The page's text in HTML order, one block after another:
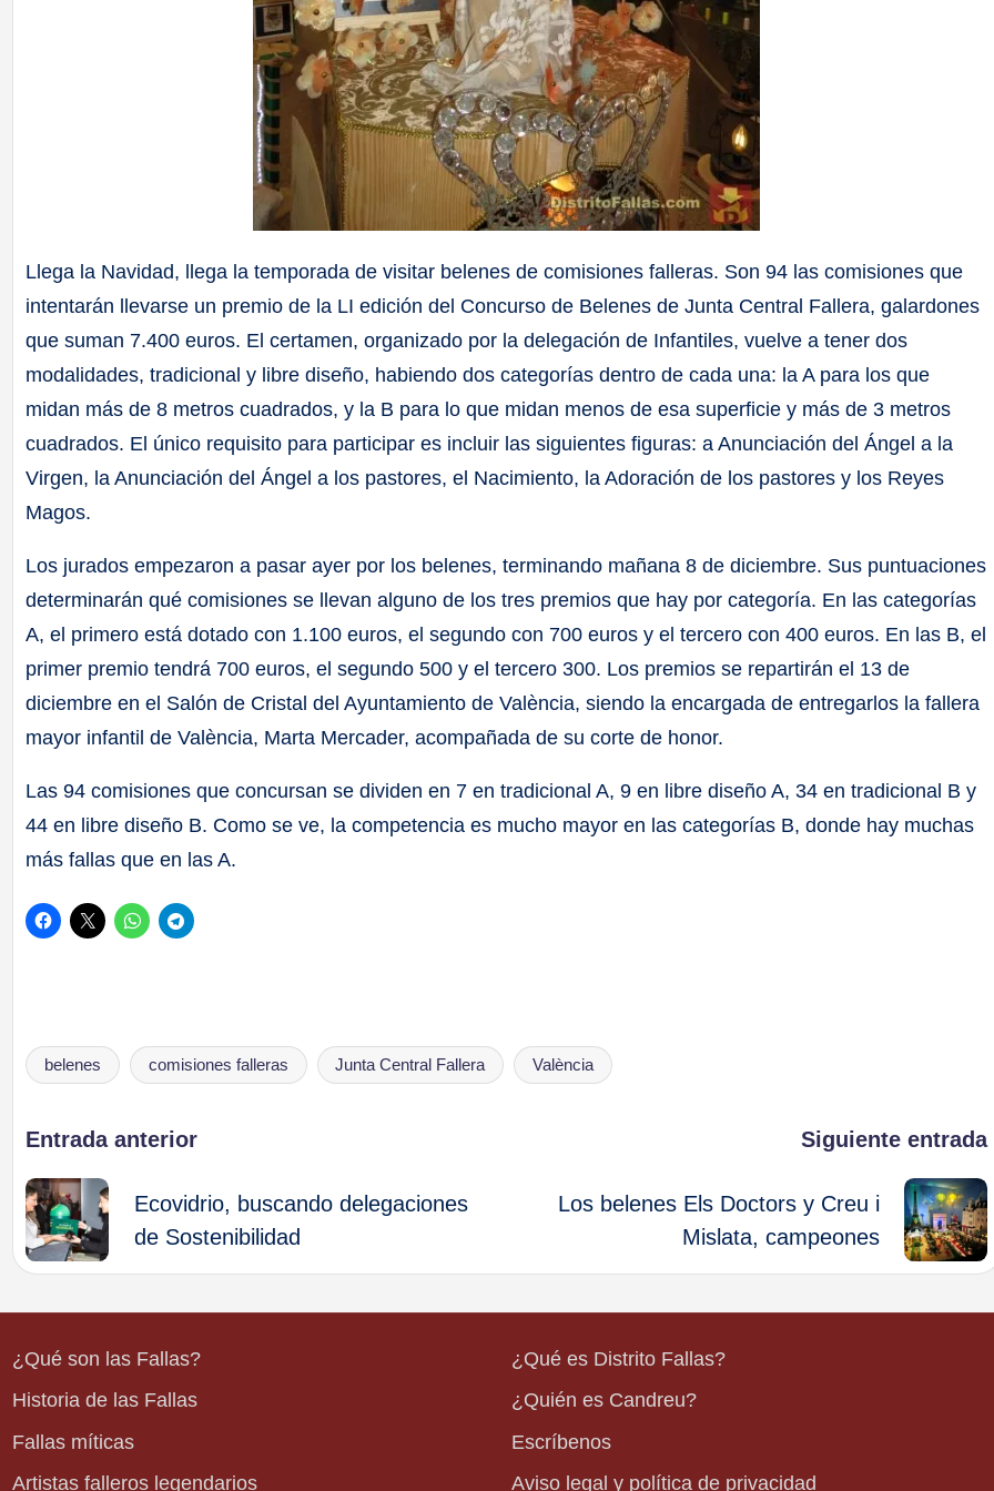
Llega la Navidad, llega la temporada de visitar belenes de comisiones falleras. Son 94 las comisiones que
intentarán llevarse un premio de la LI edición del Concurso de Belenes de Junta Central Fallera, galardones
que suman 7.400 euros. El certamen, organizado por la delegación de Infantiles, vuelve a tener dos
modalidades, tradicional y libre diseño, habiendo dos categorías dentro de cada una: la A para los que
midan más de 8 metros cuadrados, y la B para lo que midan menos de esa superficie y más de 3 metros
cuadrados. El único requisito para participar es incluir las siguientes figuras: a Anunciación del Ángel a la
Virgen, la Anunciación del Ángel a los pastores, el Nacimiento, la Adoración de los pastores y los Reyes
Magos.
Los jurados empezaron a pasar ayer por los belenes, terminando mañana 8 de diciembre. Sus puntuaciones
determinarán qué comisiones se llevan alguno de los tres premios que hay por categoría. En las categorías
A, el primero está dotado con 1.100 euros, el segundo con 700 euros y el tercero con 400 euros. En las B, el
primer premio tendrá 700 euros, el segundo 500 y el tercero 300. Los premios se repartirán el 13 de
diciembre en el Salón de Cristal del Ayuntamiento de València, siendo la encargada de entregarlos la fallera
mayor infantil de València, Marta Mercader, acompañada de su corte de honor.
Las 94 comisiones que concursan se dividen en 7 en tradicional A, 9 en libre diseño A, 34 en tradicional B y
44 en libre diseño B. Como se ve, la competencia es mucho mayor en las categorías B, donde hay muchas
más fallas que en las A.
Etiquetas:
belenes comisiones falleras Junta Central Fallera València
Navegación
de
entradas
Entrada anterior
Ecovidrio, buscando delegaciones
de Sostenibilidad
Siguiente entrada
Los belenes Els Doctors y Creu i
Mislata, campeones
¿Qué son las Fallas?
Historia de las Fallas
Fallas míticas
Artistas falleros legendarios
¿Qué es Distrito Fallas?
¿Quién es Candreu?
Escríbenos
Aviso legal y política de privacidad